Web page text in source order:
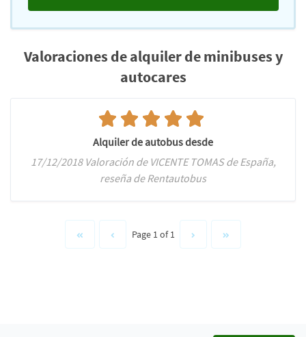
Valoraciones de alquiler de minibuses y
autocares
Alquiler de autobus desde
17/12/2018 Valoración de VICENTE TOMAS de España,
reseña de Rentautobus
Page 1 of 1